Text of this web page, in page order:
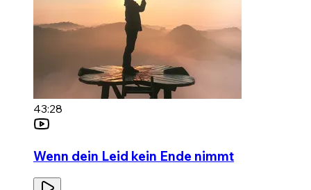
43:28
Wenn dein Leid kein Ende nimmt